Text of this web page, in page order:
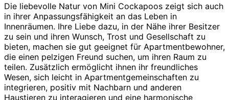
Die liebevolle Natur von Mini Cockapoos zeigt sich auch
in ihrer Anpassungsfähigkeit an das Leben in
Innenräumen. Ihre Liebe dazu, in der Nähe ihrer Besitzer
zu sein und ihren Wunsch, Trost und Gesellschaft zu
bieten, machen sie gut geeignet für Apartmentbewohner,
die einen pelzigen Freund suchen, um ihren Raum zu
teilen. Zusätzlich ermöglicht ihnen ihr freundliches
Wesen, sich leicht in Apartmentgemeinschaften zu
integrieren, positiv mit Nachbarn und anderen
Haustieren zu interagieren und eine harmonische